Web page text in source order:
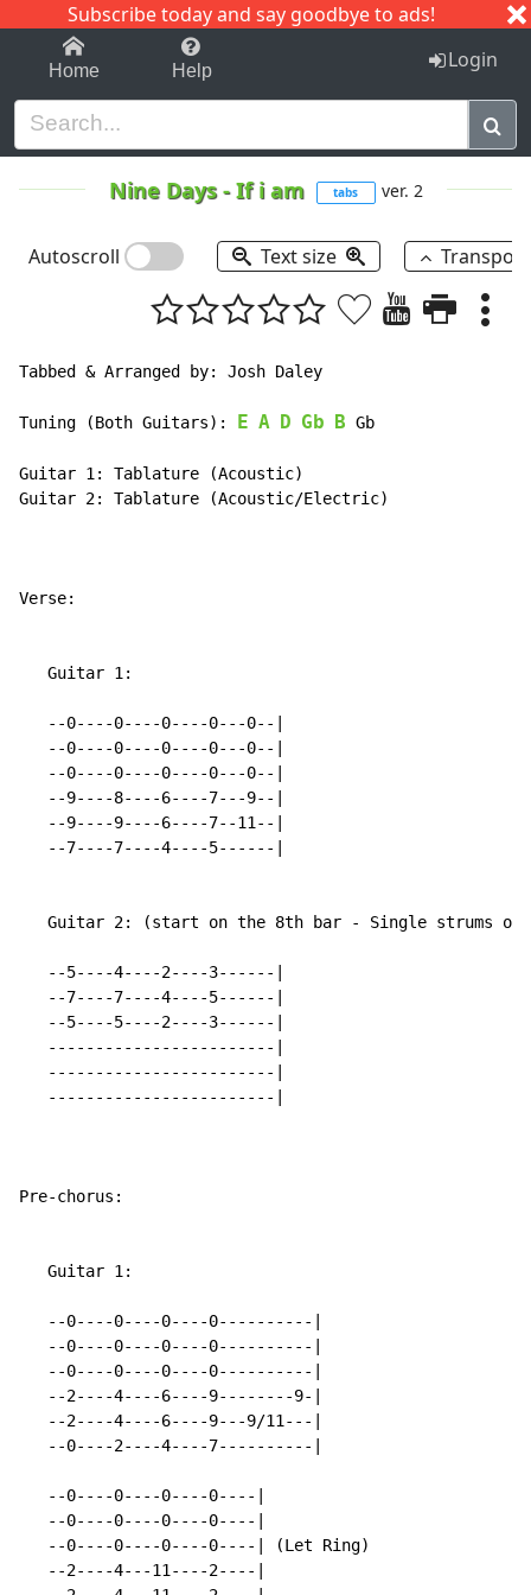
Subscribe today and say goodbye to ads!
1-9 C I J
Home Help Login
Nine Days-If i am tabs ver. 2
Autoscroll Text size
Tabbed & Arranged by: Josh Daley
Tuning (Both Guitars): E A D Gb B Gb
Guitar 1: Tablature (Acoustic)
Guitar 2: Tablature (Acoustic/Electric)
Verse:
   Guitar 1:
   --0----0----0----0---0--|
   --0----0----0----0---0--|
   --0----0----0----0---0--|
   --9----8----6----7---9--|
   --9----9----6----7--11--|
   --7----7----4----5------|
Guitar 2: (start on the 8th bar - Single strums
   --5----4----2----3------|
   --7----7----4----5------|
   --5----5----2----3------|
   ------------------------|
   ------------------------|
   ------------------------|
Pre-chorus:
   Guitar 1:
   --0----0----0----0----------|
   --0----0----0----0----------|
   --0----0----0----0----------|
   --2----4----6----9--------9-|
   --2----4----6----9---9/11---|
   --0----2----4----7----------|
   --0----0----0----0----|
   --0----0----0----0----|
   --0----0----0----0----| (Let Ring)
   --2----4---11----2----|